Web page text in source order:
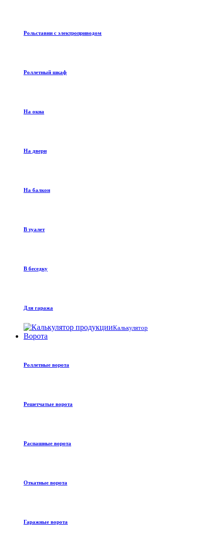
Рольставни с электроприводом
Роллетный шкаф
На окна
На двери
На балкон
В туалет
В беседку
Для гаража
Калькулятор
Ворота
Роллетные ворота
Решетчатые ворота
Распашные ворота
Откатные ворота
Гаражные ворота